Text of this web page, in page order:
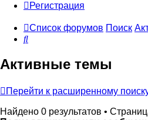
Регистрация
Список форумов Поиск
Поиск
Активные темы
Перейти к расширенному
Найдено 0 результатов •